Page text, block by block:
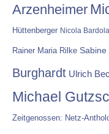
Arzenheimer
Hüttenberger Nicola Bardola
Rainer Maria Rilke Sabine
Burghardt Ulrich
Michael
Zeitgenossen: Netz-